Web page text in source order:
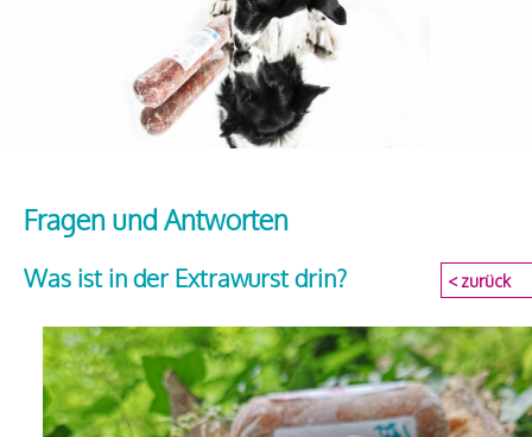
Fragen und Antworten
< zurück
Was ist in der Extrawurst drin?